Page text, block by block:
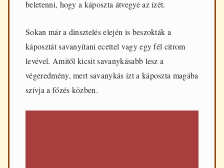
beletenni, hogy a káposzta átvegye az ízét.
Sokan már a dinsztelés elején is beszokták a
káposztát savanyítani ecettel vagy egy fél citrom
levével. Amitől kicsit savanykásabb lesz a
végeredmény, mert savanykás ízt a káposzta magába
szívja a főzés közben.